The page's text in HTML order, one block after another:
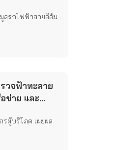
ลรถไฟฟ้าสายสีส้ม
วจฟ้าทะลาย
ข่าย และ
ผู้บริโภค เผยผล